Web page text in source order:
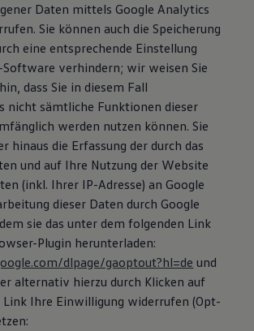
Daten mittels Google Analytics
Sie können auch die Speicherung
eine entsprechende Einstellung
verhindern; wir weisen Sie
dass Sie in diesem Fall
nicht sämtliche Funktionen dieser
werden nutzen können. Sie
hinaus die Erfassung der durch das
und auf Ihre Nutzung der Website
(inkl. Ihrer IP-Adresse) an Google
dieser Daten durch Google
sie das unter dem folgenden Link
Plugin herunterladen:
dlpage/gaoptout?hl=de und
alternativ hierzu durch Klicken auf
Link Ihre Einwilligung widerrufen (Opt-